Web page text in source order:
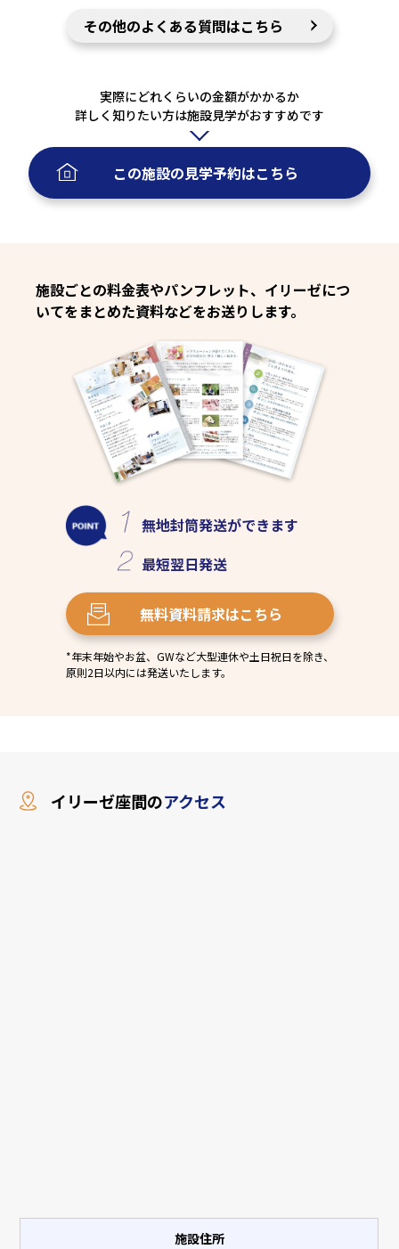
その他のよくある質問はこちら
実際にどれくらいの金額がかかるか
詳しく知りたい方は施設見学がおすすめです
この施設の見学予約はこちら
施設ごとの料金表やパンフレット、イリーゼにつ
いてをまとめた資料などをお送りします。
無地封筒発送ができます
最短翌日発送
無料資料請求はこちら
*年末年始やお盆、GWなど大型連休や土日祝日を除き、
原則2日以内には発送いたします。
イリーゼ座間のアクセス
施設住所